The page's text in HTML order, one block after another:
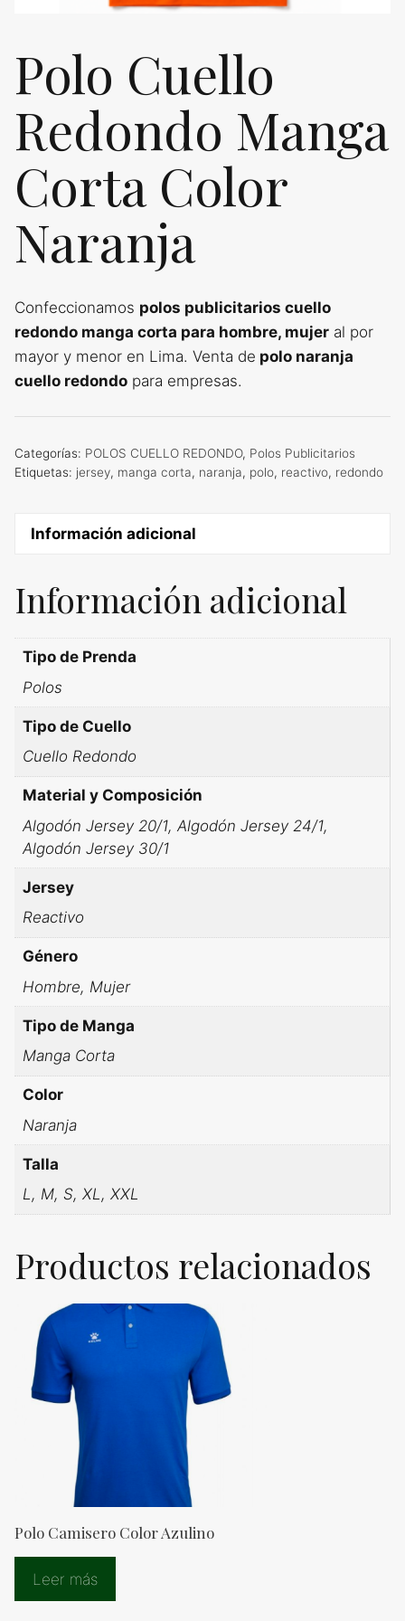
Polo Cuello
Redondo Manga
Corta Color
Naranja
Confeccionamos polos publicitarios cuello
redondo manga corta para hombre, mujer al por
mayor y menor en Lima. Venta de polo naranja
cuello redondo para empresas.
Categorías: POLOS CUELLO REDONDO, Polos Publicitarios
Etiquetas: jersey, manga corta, naranja, polo, reactivo, redondo
Información adicional
Información adicional
Tipo de Prenda
Polos
Tipo de Cuello
Cuello Redondo
Material y Composición
Algodón Jersey 20/1, Algodón Jersey 24/1,
Algodón Jersey 30/1
Jersey
Reactivo
Género
Hombre, Mujer
Tipo de Manga
Manga Corta
Color
Naranja
Talla
L, M, S, XL, XXL
Productos relacionados
Polo Camisero Color Azulino
Leer más